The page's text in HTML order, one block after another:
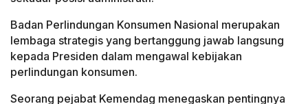
Badan Perlindungan Konsumen Nasional merupakan
lembaga strategis yang bertanggung jawab langsung
kepada Presiden dalam mengawal kebijakan
perlindungan konsumen.
Seorang pejabat Kemendag menegaskan pentingnya